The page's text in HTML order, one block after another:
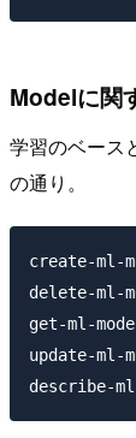
Modelに関
学習のベース
の通り。
create-ml-
delete-ml-
get-ml-
update-ml-